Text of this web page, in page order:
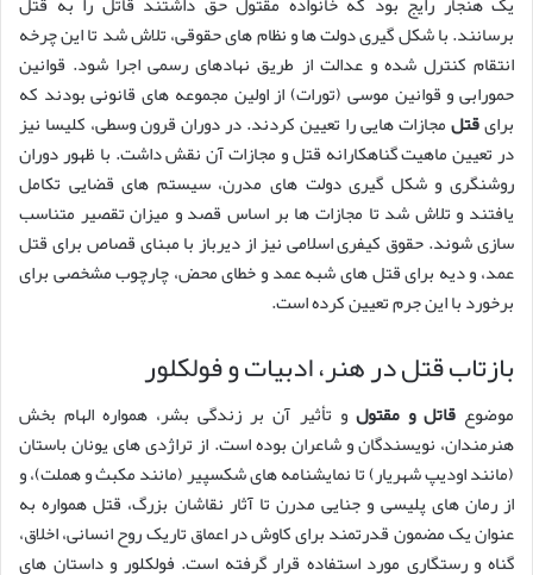
برسانند. با شکل گیری دولت ها و نظام های حقوقی، تلاش شد تا این چرخه
انتقام کنترل شده و عدالت از طریق نهادهای رسمی اجرا شود. قوانین
حمورابی و قوانین موسی (تورات) از اولین مجموعه های قانونی بودند که
برایقتلمجازات هایی را تعیین کردند. در دوران قرون وسطی، کلیسا نیز
در تعیین ماهیت گناهکارانه قتل و مجازات آن نقش داشت. با ظهور دوران
روشنگری و شکل گیری دولت های مدرن، سیستم های قضایی تکامل
یافتند و تلاش شد تا مجازات ها بر اساس قصد و میزان تقصیر متناسب
سازی شوند. حقوق کیفری اسلامی نیز از دیرباز با مبنای قصاص برای قتل
عمد، و دیه برای قتل های شبه عمد و خطای محض، چارچوب مشخصی برای
برخورد با این جرم تعیین کرده است.
بازتاب قتل در هنر، ادبیات و فولکلور
موضوعقاتل و مقتول و تأثیر آن بر زندگی بشر، همواره الهام بخش
هنرمندان، نویسندگان و شاعران بوده است. از تراژدی های یونان باستان
(مانند اودیپ شهریار) تا نمایشنامه های شکسپیر (مانند مکبث و هملت)، و
از رمان های پلیسی و جنایی مدرن تا آثار نقاشان بزرگ، قتل همواره به
عنوان یک مضمون قدرتمند برای کاوش در اعماق تاریک روح انسانی، اخلاق،
گناه و رستگاری مورد استفاده قرار گرفته است. فولکلور و داستان های